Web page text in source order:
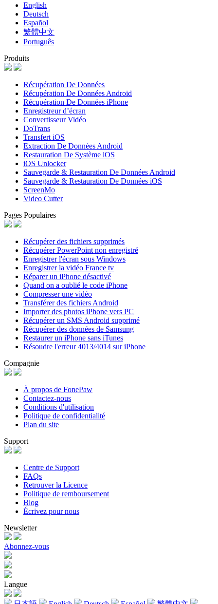
English
Deutsch
Español
繁體中文
Português
Produits
Récupération De Données
Récupération De Données Android
Récupération De Données iPhone
Enregistreur d’écran
Convertisseur Vidéo
DoTrans
Transfert iOS
Extraction De Données Android
Restauration De Système iOS
iOS Unlocker
Sauvegarde & Restauration De Données Android
Sauvegarde & Restauration De Données iOS
ScreenMo
Video Cutter
Pages Populaires
Récupérer des fichiers supprimés
Récupérer PowerPoint non enregistré
Enregistrer l'écran sous Windows
Enregistrer la vidéo France tv
Réparer un iPhone désactivé
Quand on a oublié le code iPhone
Compresser une vidéo
Transférer des fichiers Android
Importer des photos iPhone vers PC
Récupérer un SMS Android supprimé
Récupérer des données de Samsung
Restaurer un iPhone sans iTunes
Résoudre l'erreur 4013/4014 sur iPhone
Compagnie
À propos de FonePaw
Contactez-nous
Conditions d'utilisation
Politique de confidentialité
Plan du site
Support
Centre de Support
FAQs
Retrouver la Licence
Politique de remboursement
Blog
Écrivez pour nous
Newsletter
Abonnez-vous
Langue